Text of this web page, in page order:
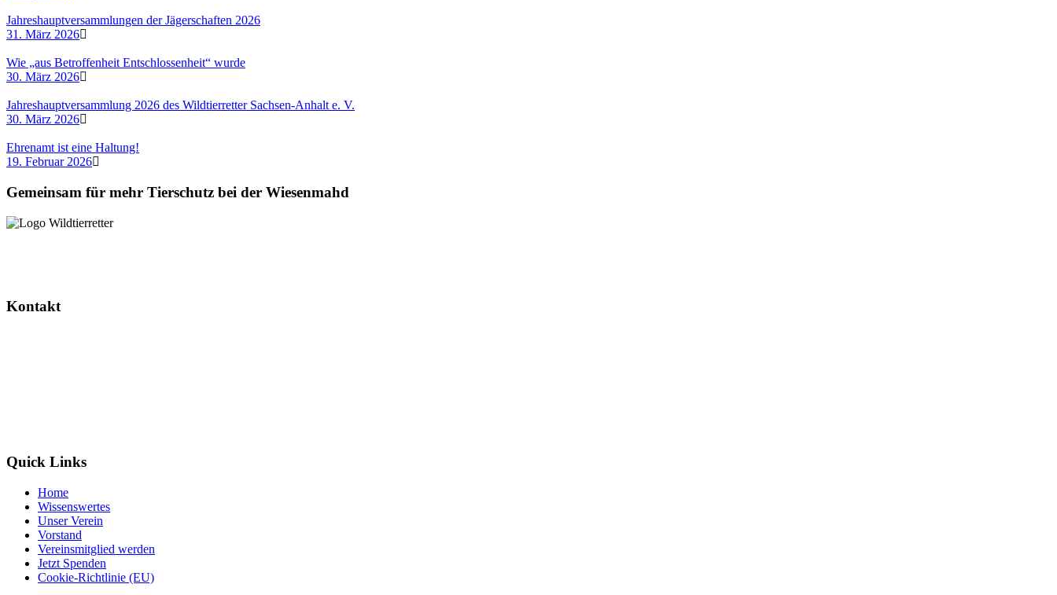
Jahreshauptversammlungen der Jägerschaften 2026
31. März 2026
Wie „aus Betroffenheit Entschlossenheit“ wurde
30. März 2026
Jahreshauptversammlung 2026 des Wildtierretter Sachsen-Anhalt e. V.
30. März 2026
Ehrenamt ist eine Haltung!
19. Februar 2026
Gemeinsam für mehr Tierschutz bei der Wiesenmahd
Kontakt
Quick Links
Home
Wissenswertes
Unser Verein
Vorstand
Vereinsmitglied werden
Jetzt Spenden
Cookie-Richtlinie (EU)